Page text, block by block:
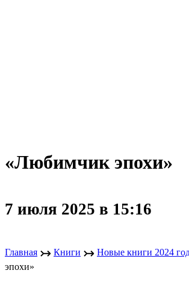
«Любимчик эпохи»
7 июля 2025 в 15:16
Главная ↣ Книги ↣ Новые книги 2024
эпохи»